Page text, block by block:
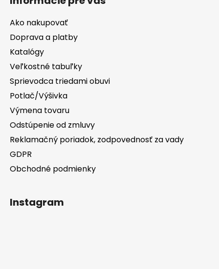
Ako nakupovať
Doprava a platby
Katalógy
Veľkostné tabuľky
Sprievodca triedami obuvi
Potlač/Výšivka
Výmena tovaru
Odstúpenie od zmluvy
Reklamačný poriadok, zodpovednosť za vady
GDPR
Obchodné podmienky
Instagram